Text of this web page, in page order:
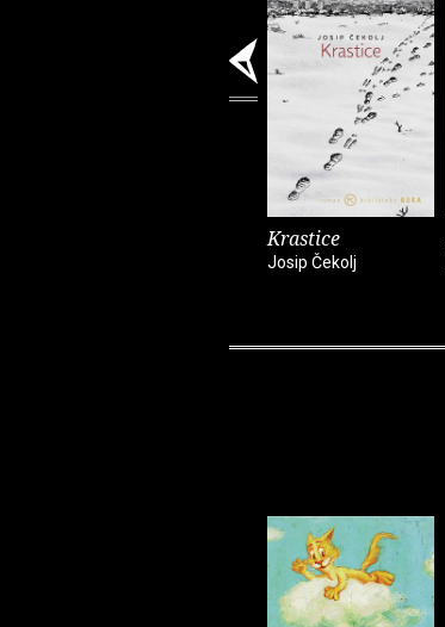
Krastice
Josip Čekolj